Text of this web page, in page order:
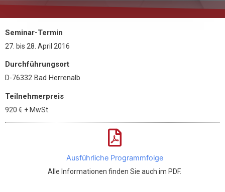
Seminar-Termin
27. bis 28. April 2016
Durchführungsort
D-76332 Bad Herrenalb
Teilnehmerpreis
920 € + MwSt.
Ausführliche Programmfolge
Alle Informationen finden Sie auch im PDF.